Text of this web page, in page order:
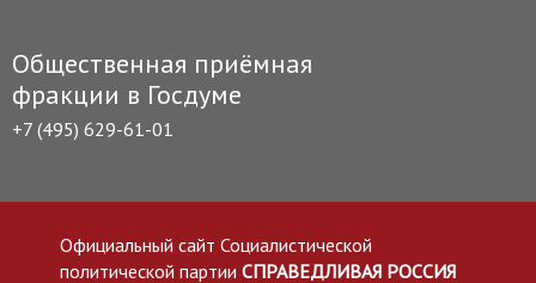
Общественная приёмная
фракции в Госдуме
+7 (495) 629-61-01
Официальный сайт Социалистической
политической партии СПРАВЕДЛИВАЯ РОССИЯ